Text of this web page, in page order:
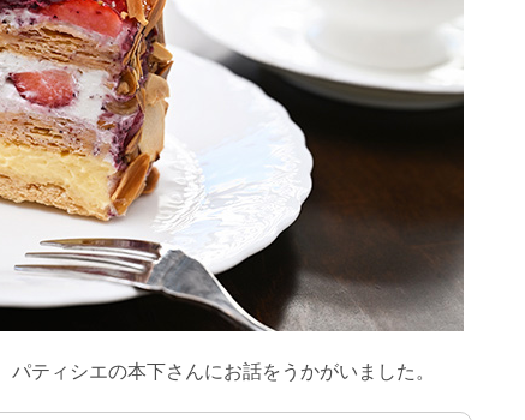
ティシエの本下さんにお話をうかがいました。